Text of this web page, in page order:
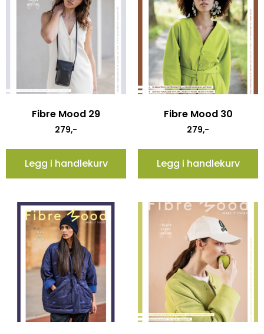
Fibre Mood 29
279,-
Legg i handlekurv
Fibre Mood 30
279,-
Legg i handlekurv